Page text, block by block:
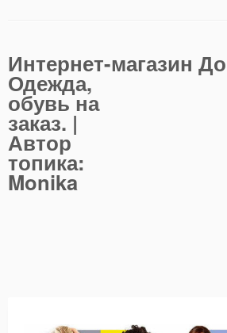
Интернет-магазин
Одежда,
обувь на
заказ. |
Автор
топика:
Monika